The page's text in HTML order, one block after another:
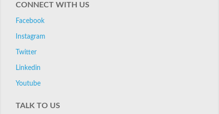
CONNECT WITH US
Facebook
Instagram
Twitter
Linkedin
Youtube
TALK TO US